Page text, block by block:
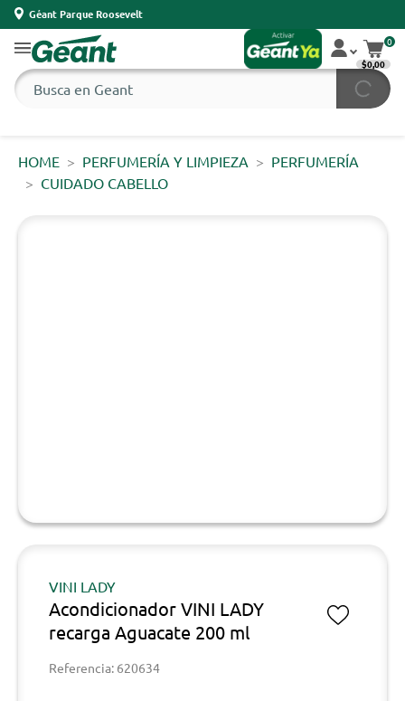
Géant Parque Roosevelt
0
$0,00
HOME PERFUMERÍA Y LIMPIEZA
PERFUMERÍA
CUIDADO CABELLO
VINI LADY
Acondicionador VINI LADY
recarga Aguacate 200 ml
Referencia: 620634